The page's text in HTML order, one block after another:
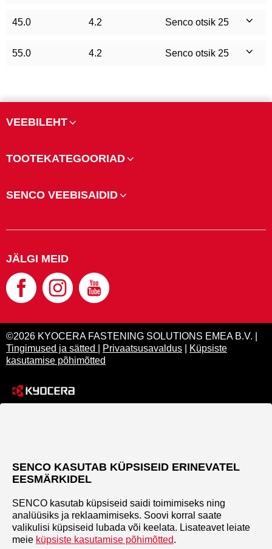
45.0 4.2 Senco otsik 25
55.0 4.2 Senco otsik 25
VEEBILEHT
TOOTEKATEGOORIAD
SENCO VEEBISAIDID
JÄLGI MEID
©2026 KYOCERA FASTENING SOLUTIONS EMEA B.V. |
Tingimused ja sätted
Privaatsusavaldus
Küpsiste
kasutamise põhimõtted
SENCO KASUTAB KÜPSISEID ERINEVATEL
EESMÄRKIDEL
SENCO kasutab küpsiseid saidi toimimiseks ning
analüüsiks ja reklaamimiseks. Soovi korral saate
valikulisi küpsiseid lubada või keelata. Lisateavet leiate
meie küpsiste kasutamise põhimõtted.